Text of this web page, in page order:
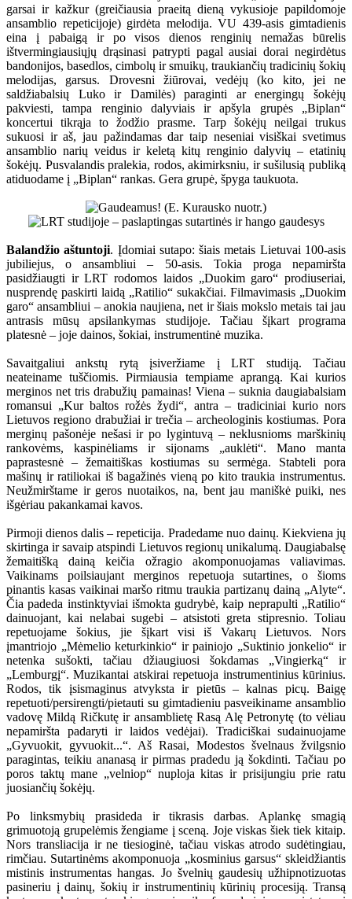
garsai ir kažkur (greičiausia praeitą dieną vykusioje papildomoje
ansamblio repeticijoje) girdėta melodija. VU 439-asis gimtadienis
eina į pabaigą ir po visos dienos renginių nemažas būrelis
ištvermingiausiųjų drąsinasi patrypti pagal ausiai dorai negirdėtus
bandonijos, basedlos, cimbolų ir smuikų, traukiančių tradicinių šokių
melodijas, garsus. Drovesni žiūrovai, vedėjų (ko kito, jei ne
saldžiabalsių Luko ir Damilės) paraginti ar energingų šokėjų
pakviesti, tampa renginio dalyviais ir apšyla grupės „Biplan“
koncertui tikrąja to žodžio prasme. Tarp šokėjų neilgai trukus
sukuosi ir aš, jau pažindamas dar taip neseniai visiškai svetimus
ansamblio narių veidus ir keletą kitų renginio dalyvių – etatinių
šokėjų. Pusvalandis pralekia, rodos, akimirksniu, ir sušilusią publiką
atiduodame į „Biplan“ rankas. Gera grupė, špyga taukuota.
Balandžio aštuntoji. Įdomiai sutapo: šiais metais Lietuvai 100-asis
jubiliejus, o ansambliui – 50-asis. Tokia proga nepamiršta
pasidžiaugti ir LRT rodomos laidos „Duokim garo“ prodiuseriai,
nusprendę paskirti laidą „Ratilio“ sukakčiai. Filmavimasis „Duokim
garo“ ansambliui – anokia naujiena, net ir šiais mokslo metais tai jau
antrasis mūsų apsilankymas studijoje. Tačiau šįkart programa
platesnė – joje dainos, šokiai, instrumentinė muzika.
Savaitgaliui ankstų rytą įsiveržiame į LRT studiją. Tačiau
neateiname tuščiomis. Pirmiausia tempiame aprangą. Kai kurios
merginos net tris drabužių pamainas! Viena – suknia daugiabalsiam
romansui „Kur baltos rožės žydi“, antra – tradiciniai kurio nors
Lietuvos regiono drabužiai ir trečia – archeologinis kostiumas. Pora
merginų pašonėje nešasi ir po lygintuvą – neklusnioms marškinių
rankovėms, kaspinėliams ir sijonams „auklėti“. Mano manta
paprastesnė – žemaitiškas kostiumas su sermėga. Stabteli pora
mašinų ir ratiliokai iš bagažinės vieną po kito traukia instrumentus.
Neužmirštame ir geros nuotaikos, na, bent jau maniškė puiki, nes
išgėriau pakankamai kavos.
Pirmoji dienos dalis – repeticija. Pradedame nuo dainų. Kiekviena jų
skirtinga ir savaip atspindi Lietuvos regionų unikalumą. Daugiabalsę
žemaitišką dainą keičia ožragio akomponuojamas valiavimas.
Vaikinams poilsiaujant merginos repetuoja sutartines, o šioms
pinantis kasas vaikinai maršo ritmu traukia partizanų dainą „Alyte“.
Čia padeda instinktyviai išmokta gudrybė, kaip neprapulti „Ratilio“
dainuojant, kai nelabai sugebi – atsistoti greta stipresnio. Toliau
repetuojame šokius, jie šįkart visi iš Vakarų Lietuvos. Nors
įmantriojo „Mėmelio keturkinkio“ ir painiojo „Suktinio jonkelio“ ir
netenka sušokti, tačiau džiaugiuosi šokdamas „Vingierką“ ir
„Lemburgį“. Muzikantai atskirai repetuoja instrumentinius kūrinius.
Rodos, tik įsismaginus atvyksta ir pietūs – kalnas picų. Baigę
repetuoti/persirengti/pietauti su gimtadieniu pasveikiname ansamblio
vadovę Mildą Ričkutę ir ansamblietę Rasą Alę Petronytę (to vėliau
nepamiršta padaryti ir laidos vedėjai). Tradiciškai sudainuojame
„Gyvuokit, gyvuokit...“. Aš Rasai, Modestos švelnaus žvilgsnio
paragintas, teikiu ananasą ir pirmas pradedu ją šokdinti. Tačiau po
poros taktų mane „velniop“ nuploja kitas ir prisijungiu prie ratu
juosiančių šokėjų.
Po linksmybių prasideda ir tikrasis darbas. Aplankę smagią
grimuotoją grupelėmis žengiame į sceną. Joje viskas šiek tiek kitaip.
Nors transliacija ir ne tiesioginė, tačiau viskas atrodo sudėtingiau,
rimčiau. Sutartinėms akomponuoja „kosminius garsus“ skleidžiantis
mistinis instrumentas hangas. Jo švelnių gaudesių užhipnotizuotas
pasineriu į dainų, šokių ir instrumentinių kūrinių procesiją. Transą